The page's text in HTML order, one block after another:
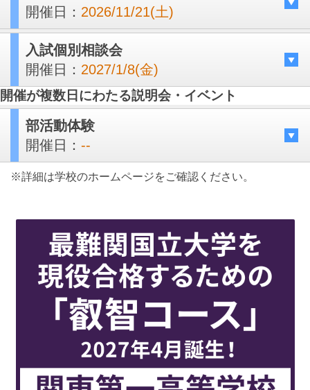
開催日： 2026/11/21(土)
入試個別相談会
開催日： 2027/1/8(金)
開催が複数日にわたる説明会・イベント
部活動体験
開催日： --
※詳細は学校のホームページをご確認ください。